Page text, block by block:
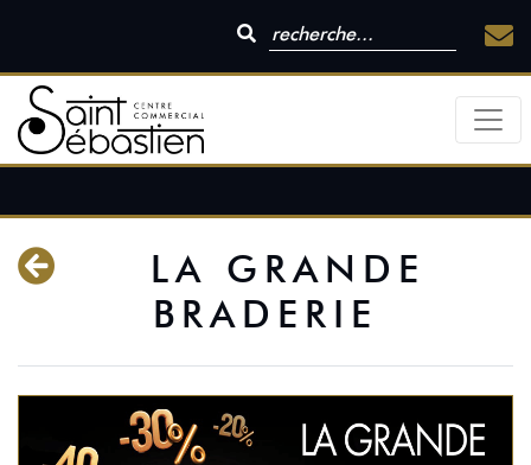
LA GRANDE
BRADERIE